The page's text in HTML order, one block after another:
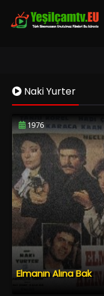
Naki Yurter
1976
Elmanın Alına Bak